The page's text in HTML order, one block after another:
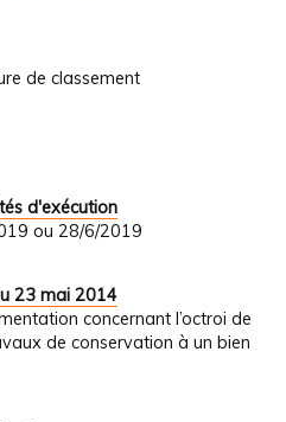
de classement
d'exécution
ou 28/6/2019
23 mai 2014
concernant l’octroi de
de conservation à un bien